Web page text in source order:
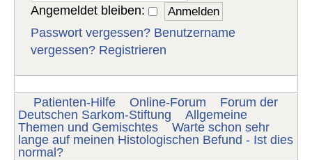
Angemeldet bleiben:
Passwort vergessen? Benutzername
vergessen? Registrieren
Patienten-Hilfe Online-Forum
Forum der
Deutschen Sarkom-Stiftung
Allgemeine
Themen und Gemischtes
Warte schon sehr
lange auf meinen Histologischen Befund - Ist dies
normal?